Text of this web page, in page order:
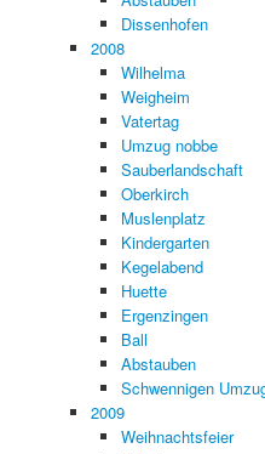
Dissenhofen
2008
Wilhelma
Weigheim
Vatertag
Umzug nobbe
Sauberlandschaft
Oberkirch
Muslenplatz
Kindergarten
Kegelabend
Huette
Ergenzingen
Ball
Abstauben
Schwennigen
2009
Weihnachtsfeier